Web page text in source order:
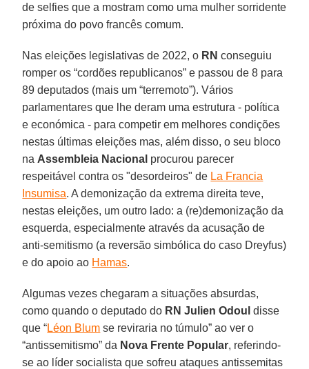
de selfies que a mostram como uma mulher sorridente
próxima do povo francês comum.
Nas eleições legislativas de 2022, o RN conseguiu
romper os “cordões republicanos” e passou de 8 para
89 deputados (mais um “terremoto”). Vários
parlamentares que lhe deram uma estrutura - política
e económica - para competir em melhores condições
nestas últimas eleições mas, além disso, o seu bloco
na Assembleia Nacional procurou parecer
respeitável contra os "desordeiros" de La Francia
Insumisa. A demonização da extrema direita teve,
nestas eleições, um outro lado: a (re)demonização da
esquerda, especialmente através da acusação de
anti-semitismo (a reversão simbólica do caso Dreyfus)
e do apoio ao Hamas.
Algumas vezes chegaram a situações absurdas,
como quando o deputado do RN Julien Odoul disse
que “Léon Blum se reviraria no túmulo” ao ver o
“antissemitismo” da Nova Frente Popular, referindo-
se ao líder socialista que sofreu ataques antissemitas